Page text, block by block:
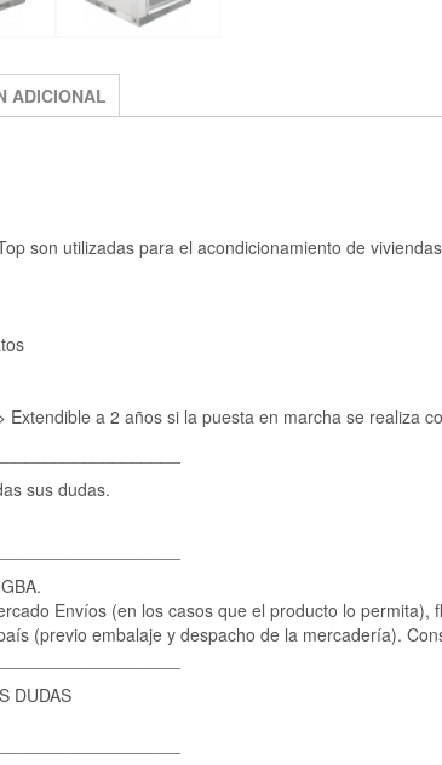
ADICIONAL
son utilizadas para el acondicionamiento de
a 2 años si la puesta en marcha se realiza
sus dudas.
Envíos (en los casos que el producto lo
(previo embalaje y despacho de la mercadería).
DUDAS